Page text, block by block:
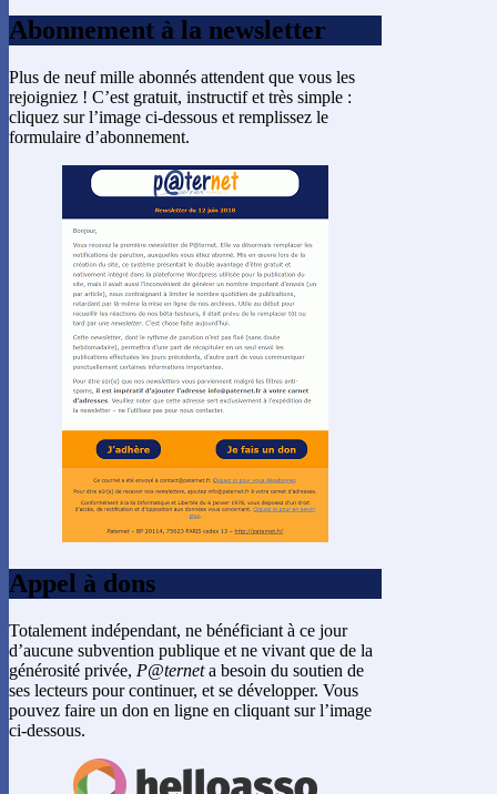
Abonnement à la newsletter
Plus de neuf mille abonnés attendent que vous les
rejoigniez ! C’est gratuit, instructif et très simple :
cliquez sur l’image ci-dessous et remplissez le
formulaire d’abonnement.
Appel à dons
Totalement indépendant, ne bénéficiant à ce jour
d’aucune subvention publique et ne vivant que de la
générosité privée, P@terneta besoin du soutien de
ses lecteurs pour continuer, et se développer. Vous
pouvez faire un don en ligne en cliquant sur l’image
ci-dessous.